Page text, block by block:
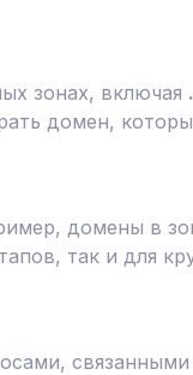
зонах, включая
домен,
домены в
так и для